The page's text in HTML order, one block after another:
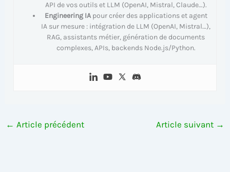
API de vos outils et LLM (OpenAI, Mistral, Claude…).
Engineering IApour créer des applications et agent
IA sur mesure : intégration de LLM (OpenAI, Mistral…),
RAG, assistants métier, génération de documents
complexes, APIs, backends Node.js/Python.
← Article précédent Article suivant →